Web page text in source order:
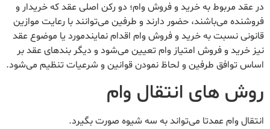
در عقد مربوط به خرید و فروش وام؛ دو رکن اصلی عقد که خریدار و
فروشنده می‌باشند، حضور دارند و طرفین می‌توانند با رعایت موازین
قانونی نسبت به خرید و فروش وام اقدام نمایندمورد یا موضوع عقد
نیز خرید و فروش امتیاز وام تعیین می‌شود و دیگر بندهای عقد بر
اساس توافق طرفین و لحاظ نمودن قوانین و شرعیات تنظیم می‌شود.
روش های انتقال وام
انتقال وام عمدتا می‌تواند به سه شیوه صورت بگیرد.